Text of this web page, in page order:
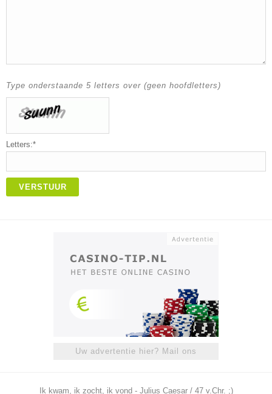
Type onderstaande 5 letters over (geen hoofdletters)
Letters:*
VERSTUUR
Uw advertentie hier? Mail ons
Ik kwam, ik zocht, ik vond - Julius Caesar / 47 v.Chr. ;)